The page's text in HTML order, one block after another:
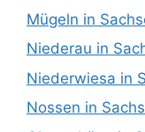
Mügeln in
Niederau in
Niederwiesa in
Nossen in